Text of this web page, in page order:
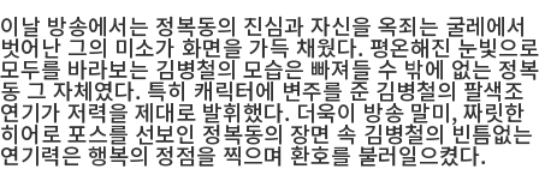
이날 방송에서는 정복동의 진심과 자신을 옥죄는 굴레에서
벗어난 그의 미소가 화면을 가득 채웠다. 평온해진 눈빛으로
모두를 바라보는 김병철의 모습은 빠져들 수 밖에 없는 정복
동 그 자체였다. 특히 캐릭터에 변주를 준 김병철의 팔색조
연기가 저력을 제대로 발휘했다. 더욱이 방송 말미, 짜릿한
히어로 포스를 선보인 정복동의 장면 속 김병철의 빈틈없는
연기력은 행복의 정점을 찍으며 환호를 불러일으켰다.